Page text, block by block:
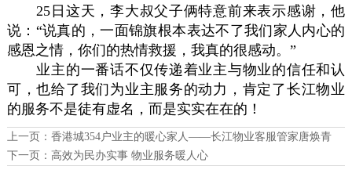
25日这天，李大叔父子俩特意前来表示感谢，他
说：“说真的，一面锦旗根本表达不了我们家人内心的
感恩之情，你们的热情救援，我真的很感动。”
业主的一番话不仅传递着业主与物业的信任和认
可，也给了我们为业主服务的动力，肯定了长江物业
的服务不是徒有虚名，而是实实在在的！
上一页： 香港城354户业主的暖心家人——长江物业客服管家唐焕青
下一页： 高效为民办实事 物业服务暖人心